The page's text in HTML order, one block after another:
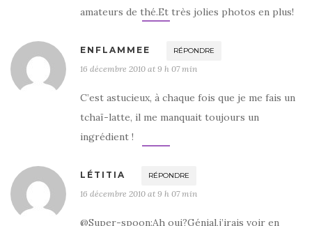
amateurs de thé.Et très jolies photos en plus!
ENFLAMMEE RÉPONDRE
16 décembre 2010 at 9 h 07 min
C’est astucieux, à chaque fois que je me fais un
tchaï-latte, il me manquait toujours un
ingrédient !
LÉTITIA RÉPONDRE
16 décembre 2010 at 9 h 07 min
@Super-spoon:Ah oui?Génial,j’irais voir en